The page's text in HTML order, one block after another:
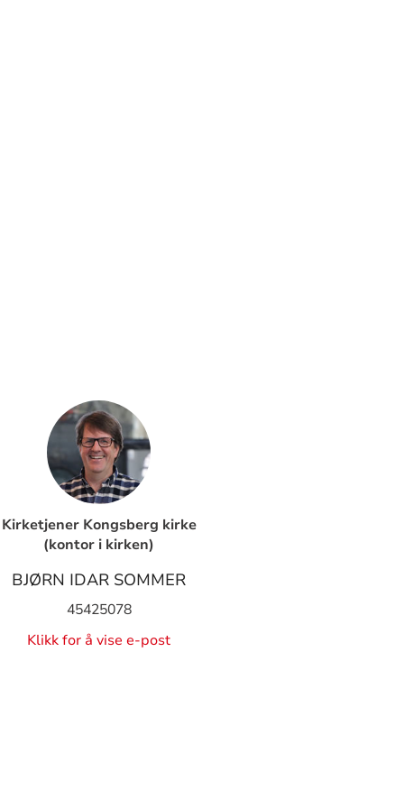
Kirketjener Kongsberg kirke
(kontor i kirken)
BJØRN IDAR SOMMER
45425078
Klikk for å vise e-post